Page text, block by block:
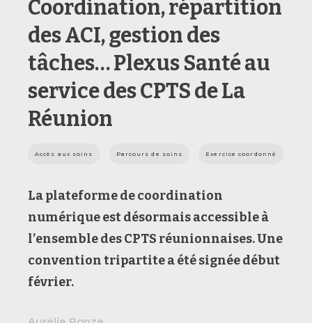
Coordination, répartition
des ACI, gestion des
tâches… Plexus Santé au
service des CPTS de La
Réunion
Accès aux soins Parcours de soins Exercice coordonné
La plateforme de coordination
numérique est désormais accessible à
l’ensemble des CPTS réunionnaises. Une
convention tripartite a été signée début
février.